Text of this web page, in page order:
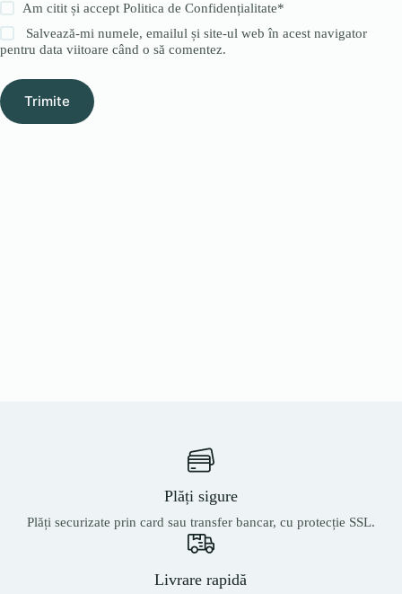
Am citit și acceptPolitica de Confidențialitate*
Salvează-mi numele, emailul și site-ul web în acest navigator
pentru data viitoare când o să comentez.
Trimite
Plăți sigure
Plăți securizate prin card sau transfer bancar, cu protecție SSL.
Livrare rapidă